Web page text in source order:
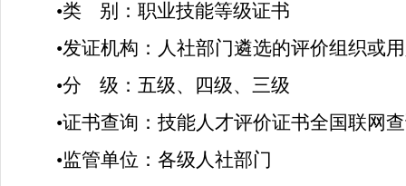
•类 别：职业技能等级证书
•发证机构： 人社部门遴选的评价组织或
•分 级： 五级、四级、三级
•证书查询：技能人才评价证书全国联网
•监管单位：各级人社部门